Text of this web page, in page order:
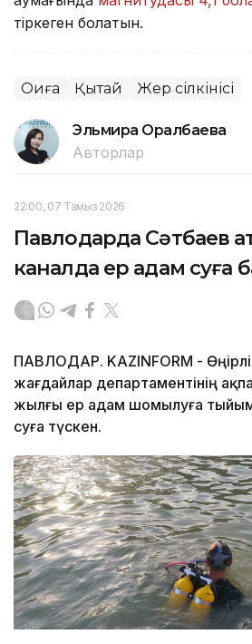
тіркеген болатын.
Оқиға Қытай Жер сілкінісі
Эльмира Оралбаева
Авторлар
22:00, 07 Тамыз 2026
Павлодарда Сәтбаев
каналда ер адам суға
ПАВЛОДАР. KAZINFORM -
жағдайлар департаментінің
жылғы ер адам шомылуға
суға түскен.